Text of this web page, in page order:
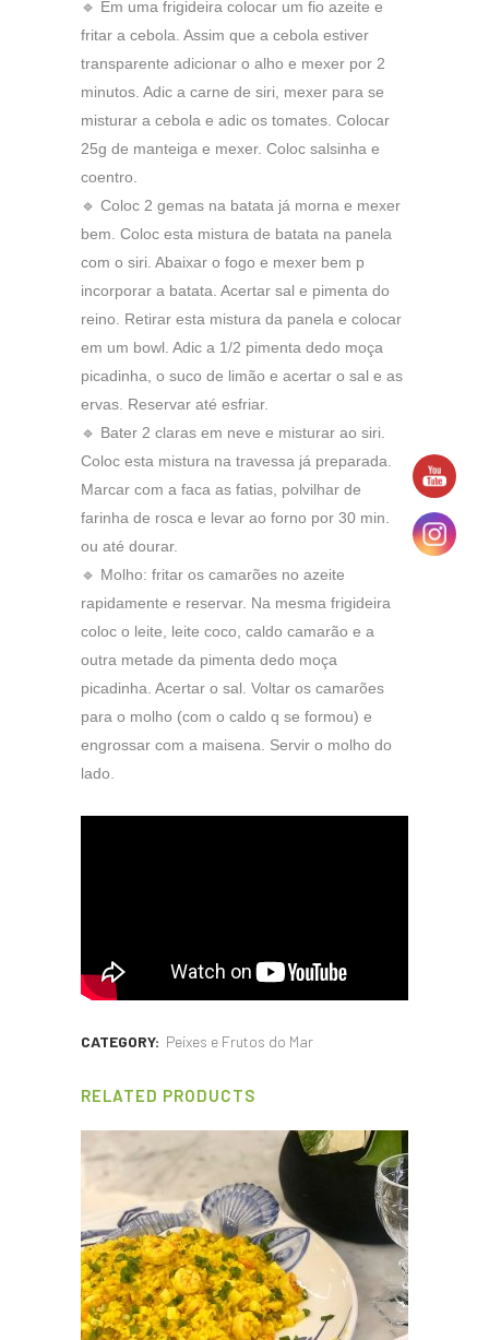
🔹 Em uma frigideira colocar um fio azeite e
fritar a cebola. Assim que a cebola estiver
transparente adicionar o alho e mexer por 2
minutos. Adic a carne de siri, mexer para se
misturar a cebola e adic os tomates. Colocar
25g de manteiga e mexer. Coloc salsinha e
coentro.
🔹 Coloc 2 gemas na batata já morna e mexer
bem. Coloc esta mistura de batata na panela
com o siri. Abaixar o fogo e mexer bem p
incorporar a batata. Acertar sal e pimenta do
reino. Retirar esta mistura da panela e colocar
em um bowl. Adic a 1/2 pimenta dedo moça
picadinha, o suco de limão e acertar o sal e as
ervas. Reservar até esfriar.
🔹 Bater 2 claras em neve e misturar ao siri.
Coloc esta mistura na travessa já preparada.
Marcar com a faca as fatias, polvilhar de
farinha de rosca e levar ao forno por 30 min.
ou até dourar.
🔹 Molho: fritar os camarões no azeite
rapidamente e reservar. Na mesma frigideira
coloc o leite, leite coco, caldo camarão e a
outra metade da pimenta dedo moça
picadinha. Acertar o sal. Voltar os camarões
para o molho (com o caldo q se formou) e
engrossar com a maisena. Servir o molho do
lado.
CATEGORY: Peixes e Frutos do Mar
RELATED PRODUCTS